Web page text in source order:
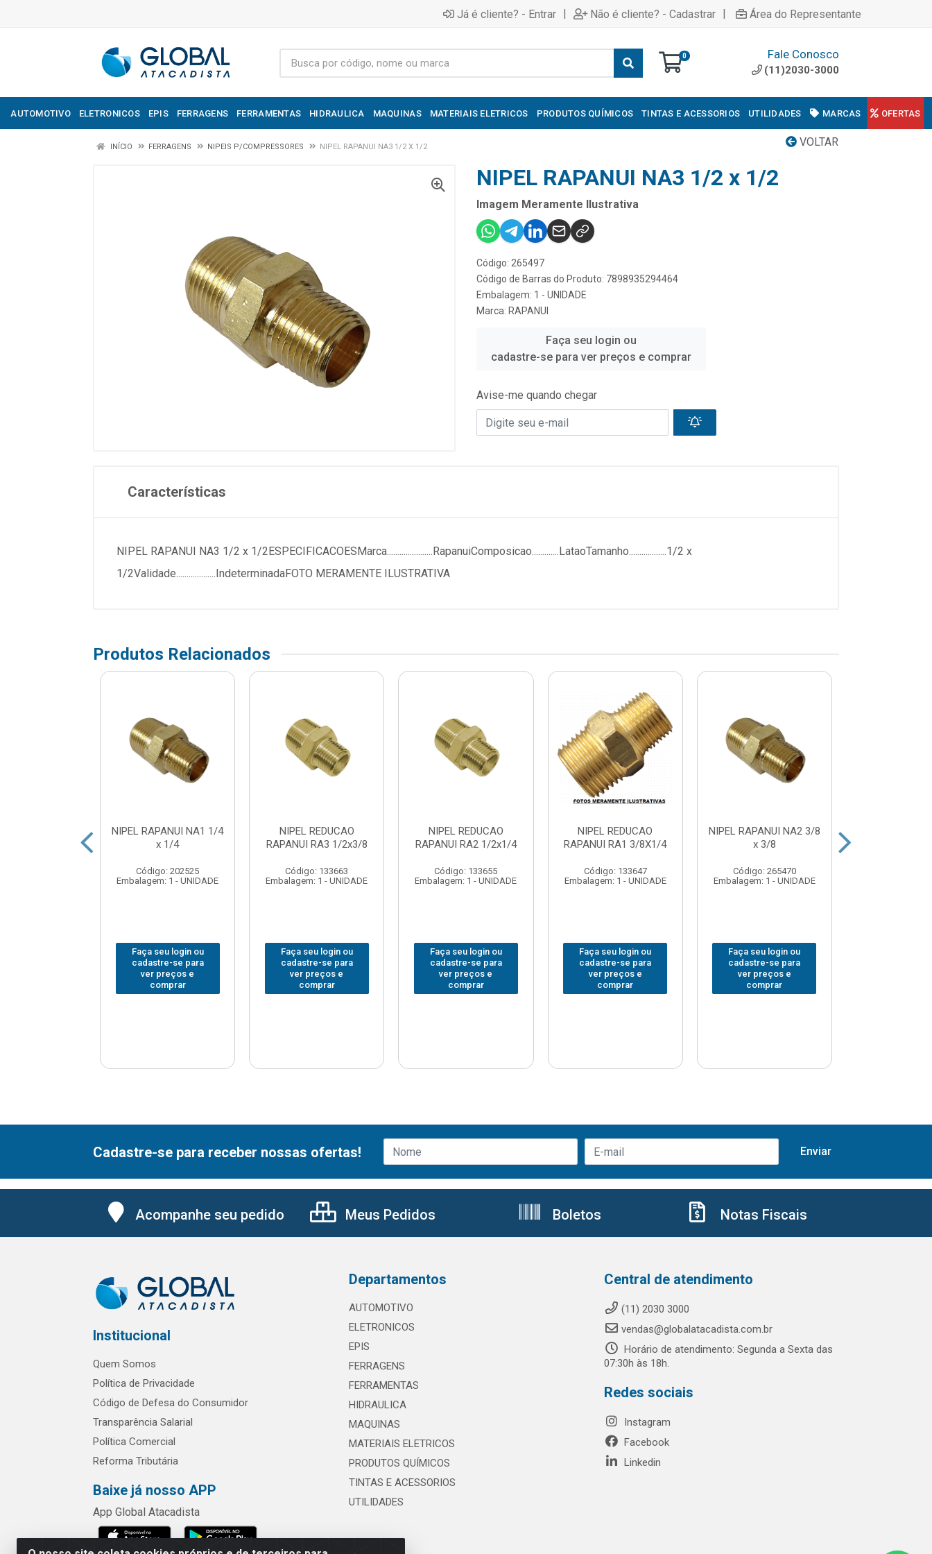
Já é cliente? - Entrar | Não é cliente? - Cadastrar | Área do Representante
0 Fale Conosco
(11)2030-3000
AUTOMOTIVO ELETRONICOS EPIS FERRAGENS FERRAMENTAS HIDRAULICA MAQUINAS MATERIAIS ELETRICOS PRODUTOS QUÍMICOS TINTAS E ACESSORIOS UTILIDADES MARCAS OFERTAS
VOLTAR
INÍCIO FERRAGENS NIPEIS P/COMPRESSORES NIPEL RAPANUI NA3 1/2 X 1/2
NIPEL RAPANUI NA3 1/2 x 1/2
Imagem Meramente Ilustrativa
Código: 265497
Código de Barras do Produto: 7898935294464
Embalagem: 1 - UNIDADE
Marca: RAPANUI
Faça seu login ou
cadastre-se para ver preços e comprar
Avise-me quando chegar
Características
NIPEL RAPANUI NA3 1/2 x 1/2ESPECIFICACOESMarca......................RapanuiComposicao.............LataoTamanho..................1/2 x
1/2Validade...................IndeterminadaFOTO MERAMENTE ILUSTRATIVA
Produtos Relacionados
NIPEL RAPANUI NA1 1/4
x 1/4
Código: 202525
Embalagem: 1 - UNIDADE
Faça seu login ou
cadastre-se para
ver preços e
comprar
NIPEL REDUCAO
RAPANUI RA3 1/2x3/8
Código: 133663
Embalagem: 1 - UNIDADE
Faça seu login ou
cadastre-se para
ver preços e
comprar
NIPEL REDUCAO
RAPANUI RA2 1/2x1/4
Código: 133655
Embalagem: 1 - UNIDADE
Faça seu login ou
cadastre-se para
ver preços e
comprar
NIPEL REDUCAO
RAPANUI RA1 3/8X1/4
Código: 133647
Embalagem: 1 - UNIDADE
Faça seu login ou
cadastre-se para
ver preços e
comprar
NIPEL RAPANUI NA2 3/8
x 3/8
Código: 265470
Embalagem: 1 - UNIDADE
Faça seu login ou
cadastre-se para
ver preços e
comprar
Cadastre-se para receber nossas ofertas!
Acompanhe seu pedido Meus Pedidos Boletos Notas Fiscais
Institucional
Quem Somos
Política de Privacidade
Código de Defesa do Consumidor
Transparência Salarial
Política Comercial
Reforma Tributária
Baixe já nosso APP
App Global Atacadista
Departamentos
AUTOMOTIVO
ELETRONICOS
EPIS
FERRAGENS
FERRAMENTAS
HIDRAULICA
MAQUINAS
MATERIAIS ELETRICOS
PRODUTOS QUÍMICOS
TINTAS E ACESSORIOS
UTILIDADES
Central de atendimento
(11) 2030 3000
vendas@globalatacadista.com.br
Horário de atendimento: Segunda a Sexta das
07:30h às 18h.
Redes sociais
Instagram
Facebook
Linkedin